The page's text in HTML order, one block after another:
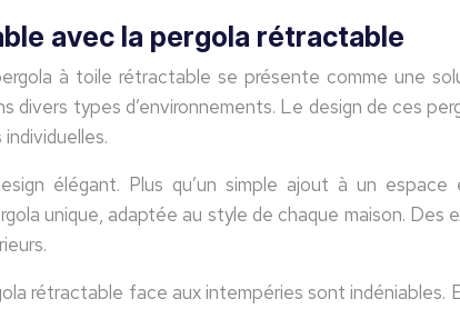
avec la pergola rétractable
à toile rétractable se présente comme
divers types d’environnements. Le design de ces
élégant. Plus qu’un simple ajout à un
unique, adaptée au style de chaque maison.
rétractable face aux intempéries sont